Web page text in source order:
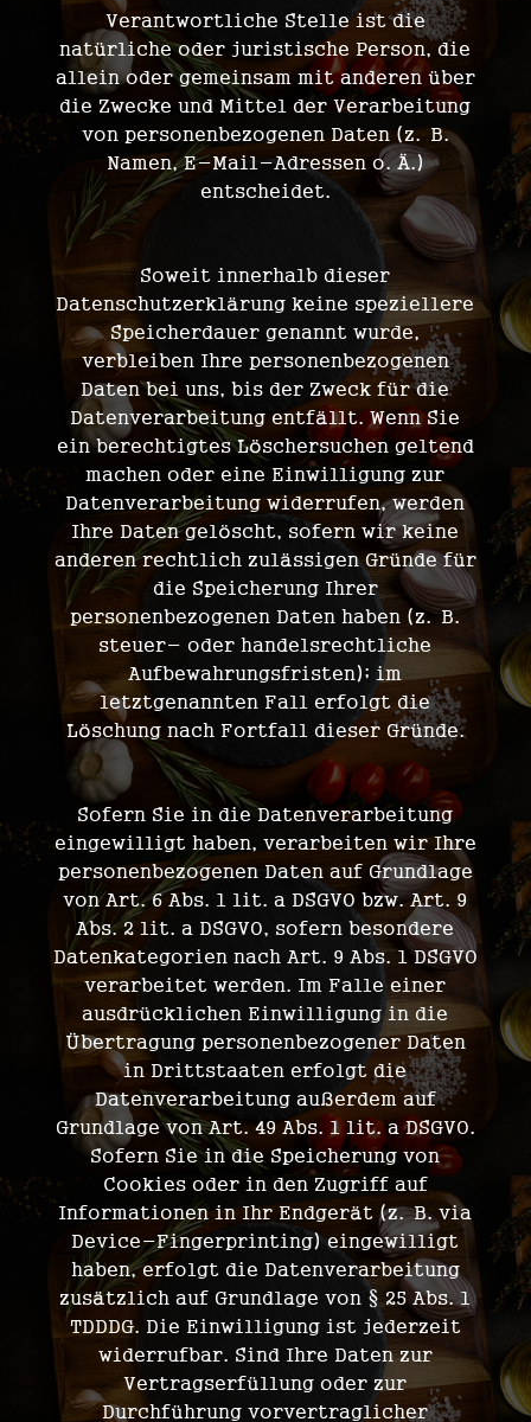
Verantwortliche Stelle ist die
natürliche oder juristische Person, die
allein oder gemeinsam mit anderen über
die Zwecke und Mittel der Verarbeitung
von personenbezogenen Daten (z. B.
Namen, E-Mail-Adressen o. Ä.)
entscheidet.
Soweit innerhalb dieser
Datenschutzerklärung keine speziellere
Speicherdauer genannt wurde,
verbleiben Ihre personenbezogenen
Daten bei uns, bis der Zweck für die
Datenverarbeitung entfällt. Wenn Sie
ein berechtigtes Löschersuchen geltend
machen oder eine Einwilligung zur
Datenverarbeitung widerrufen, werden
Ihre Daten gelöscht, sofern wir keine
anderen rechtlich zulässigen Gründe für
die Speicherung Ihrer
personenbezogenen Daten haben (z. B.
steuer- oder handelsrechtliche
Aufbewahrungsfristen); im
letztgenannten Fall erfolgt die
Löschung nach Fortfall dieser Gründe.
Sofern Sie in die Datenverarbeitung
eingewilligt haben, verarbeiten wir Ihre
personenbezogenen Daten auf Grundlage
von Art. 6 Abs. 1 lit. a DSGVO bzw. Art. 9
Abs. 2 lit. a DSGVO, sofern besondere
Datenkategorien nach Art. 9 Abs. 1 DSGVO
verarbeitet werden. Im Falle einer
ausdrücklichen Einwilligung in die
Übertragung personenbezogener Daten
in Drittstaaten erfolgt die
Datenverarbeitung außerdem auf
Grundlage von Art. 49 Abs. 1 lit. a DSGVO.
Sofern Sie in die Speicherung von
Cookies oder in den Zugriff auf
Informationen in Ihr Endgerät (z. B. via
Device-Fingerprinting) eingewilligt
haben, erfolgt die Datenverarbeitung
zusätzlich auf Grundlage von § 25 Abs. 1
TDDDG. Die Einwilligung ist jederzeit
widerrufbar. Sind Ihre Daten zur
Vertragserfüllung oder zur
Durchführung vorvertraglicher